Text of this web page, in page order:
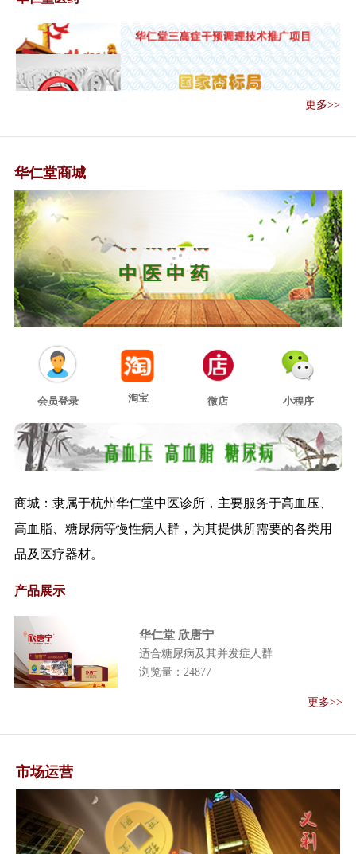
范 （2019...
关于在医疗联合体建设中切实加
强中医药工作...
国务院关于实施健康中国行动的
关于印发健康中国行动——癌症
传承精华 守正创新——《中共中
习近平对中医药工作作出重要指
示强调 传承精...
关于深入推进医养结合发展的若
干意见
大纲（试行）...
关于印发医养结合机构服务指南
（试行）的通...
关于印发诊所改革试点地区中医
关于推荐在中西医结合救治新型
关于印发新型冠状病毒肺炎恢复
期中医康复指...
常医疗服务工...
《国家卫生健康委 国家中医药管
理局关于 做...
《关于加强基层医疗卫生机构绩
疫情防控中做...
解读关于《公众科学戴口罩指引
（修订版）》...
更多>>
华仁堂商城
中 医 中 药
会员登录 淘宝 微店 小程序
商城：隶属于杭州华仁堂中医诊所，主要服务于高血压、
高血脂、糖尿病等慢性病人群，为其提供所需要的各类用
品及医疗器材。
产品展示
华仁堂 欣唐宁
适合糖尿病及其并发症人群
浏览量：24877
更多>>
市场运营